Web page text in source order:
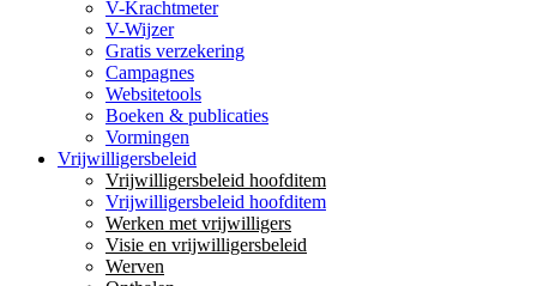
V-Krachtmeter
V-Wijzer
Gratis verzekering
Campagnes
Websitetools
Boeken & publicaties
Vormingen
Vrijwilligersbeleid
Vrijwilligersbeleid hoofditem
Vrijwilligersbeleid hoofditem
Werken met vrijwilligers
Visie en vrijwilligersbeleid
Werven